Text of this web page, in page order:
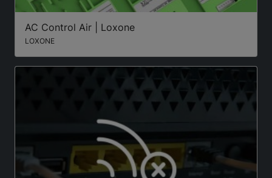
AC Control Air | Loxone
LOXONE